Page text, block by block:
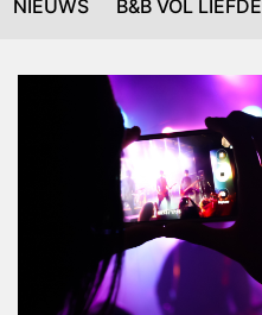
NIEUWS B&B VOL LIEFDE